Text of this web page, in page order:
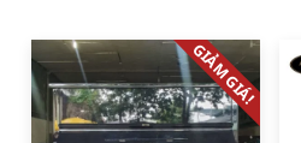
GIẢM GIÁ!